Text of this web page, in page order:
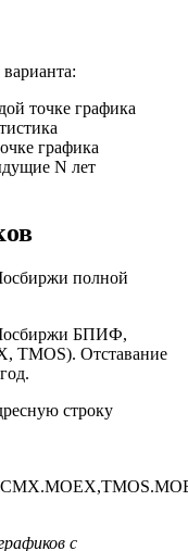
точке графика
графика
N лет
Мосбиржи БПИФ,
TMOS). Отставание
строку
с